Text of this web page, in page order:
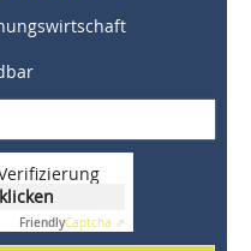
FriendlyCaptcha ⇗